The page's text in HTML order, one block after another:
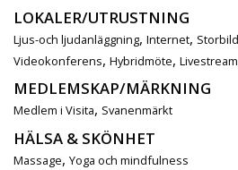
LOKALER/UTRUSTNING
Ljus-och ljudanläggning, Internet,
Videokonferens, Hybridmöte, Livestream
MEDLEMSKAP/MÄRKNING
Medlem i Visita, Svanenmärkt
HÄLSA & SKÖNHET
Massage, Yoga och mindfulness